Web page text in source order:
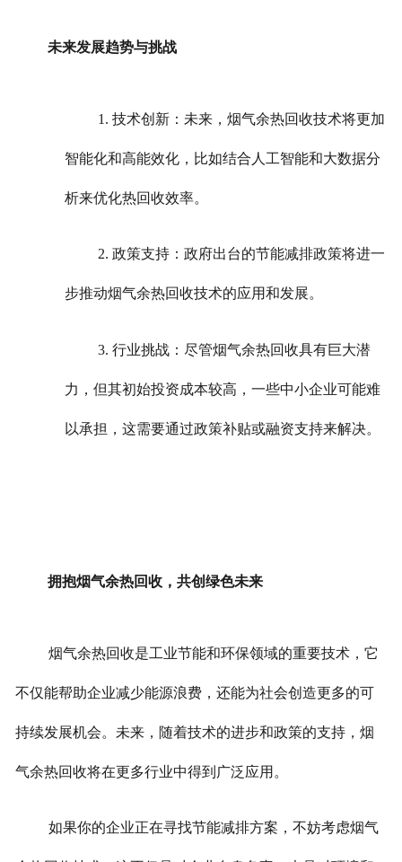
未来发展趋势与挑战
1. 技术创新：未来，烟气余热回收技术将更加
智能化和高能效化，比如结合人工智能和大数据分
析来优化热回收效率。
2. 政策支持：政府出台的节能减排政策将进一
步推动烟气余热回收技术的应用和发展。
3. 行业挑战：尽管烟气余热回收具有巨大潜
力，但其初始投资成本较高，一些中小企业可能难
以承担，这需要通过政策补贴或融资支持来解决。
拥抱烟气余热回收，共创绿色未来
烟气余热回收是工业节能和环保领域的重要技术，它
不仅能帮助企业减少能源浪费，还能为社会创造更多的可
持续发展机会。未来，随着技术的进步和政策的支持，烟
气余热回收将在更多行业中得到广泛应用。
如果你的企业正在寻找节能减排方案，不妨考虑烟气